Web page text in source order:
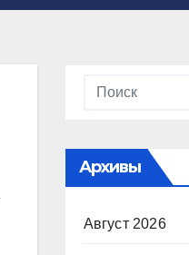
Архивы
Август 2026